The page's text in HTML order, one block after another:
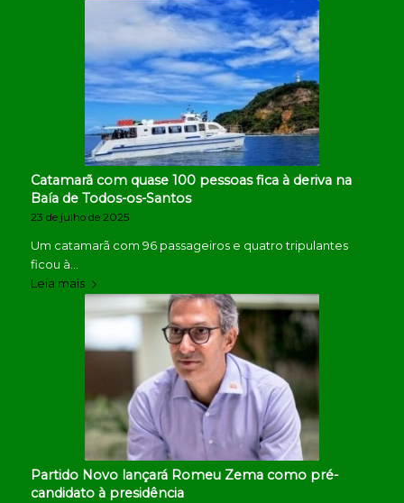
Catamarã com quase 100 pessoas fica à deriva na
Baía de Todos-os-Santos
23 de julho de 2025
Um catamarã com 96 passageiros e quatro tripulantes
ficou à…
Leia mais
Partido Novo lançará Romeu Zema como pré-
candidato à presidência